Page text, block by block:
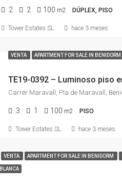
2 2 100 m2 DÚPLEX, PISO
Tower Estates SL hace 3 meses
VENTA APARTMENT FOR SALE IN BENIDORM
3 1 100 m2 PISO
Tower Estates SL hace 3 meses
VENTA APARTMENT FOR SALE IN BENIDORM
BLANCA